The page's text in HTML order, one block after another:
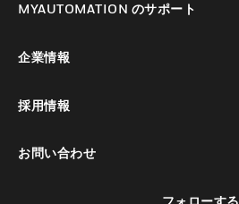
MYAUTOMATION のサポート
企業情報
採用情報
お問い合わせ
フォローする